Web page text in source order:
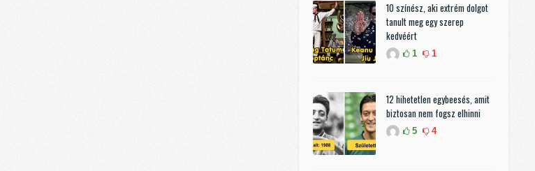
10 színész, aki extrém dolgot
tanult meg egy szerep
kedvéért
1 1
12 hihetetlen egybeesés, amit
biztosan nem fogsz elhinni
5 4